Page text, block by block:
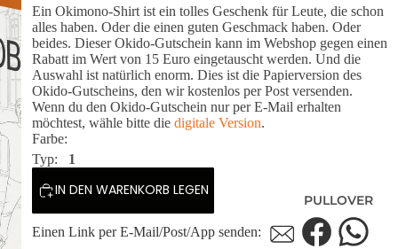
SUMMER
SHIRTS
POLOSHIRTS
DIESE WOCHE
NEU
PULLOVER
Ein Okimono-Shirt ist ein tolles Geschenk für Leute, die schon
alles haben. Oder die einen guten Geschmack haben. Oder
beides. Dieser Okido-Gutschein kann im Webshop gegen einen
Rabatt im Wert von 15 Euro eingetauscht werden. Und die
Auswahl ist natürlich enorm. Dies ist die Papierversion des
Okido-Gutscheins, den wir kostenlos per Post versenden.
Wenn du den Okido-Gutschein nur per E-Mail erhalten
möchtest, wähle bitte die digitale Version.
Farbe:
Typ:
1
IN DEN WARENKORB LEGEN
Einen Link per E-Mail/Post/App senden: